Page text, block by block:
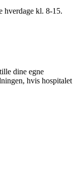
hverdage kl. 8-15.
dine egne
hvis hospitalet